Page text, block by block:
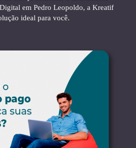
em Pedro Leopoldo, a Kreatif
ideal para você.